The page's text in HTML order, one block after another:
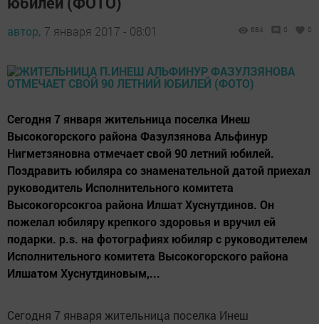
автор, 7 января 2017 - 08:01 684 0 0
Сегодня 7 января жительница поселка Инеш
Высокогорского района Фазулзянова Альфинур
Нигметзяновна отмечает свой 90 летний юбилей.
Поздравить юбиляра со знаменательной датой приехал
руководитель Исполнительного комитета
Высокогорсокгоа района Илшат Хуснутдинов. Он
пожелал юбиляру крепкого здоровья и вручил ей
подарки. p.s. на фотографиях юбиляр с руководителем
Исполнительного комитета Высокогорского района
Илшатом Хуснутдиновым,...
Сегодня 7 января жительница поселка Инеш